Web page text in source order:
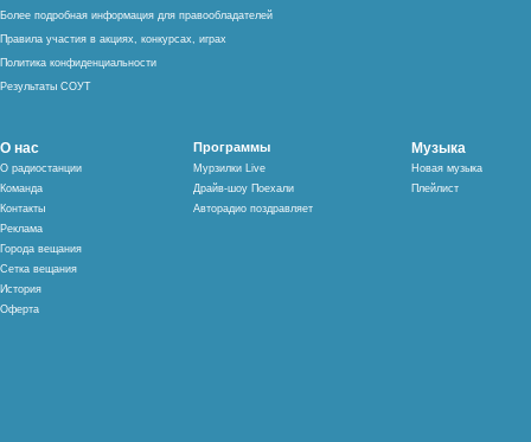
Более подробная информация для правообладателей
Правила участия в акциях, конкурсах, играх
Политика конфиденциальности
Результаты СОУТ
О нас
О радиостанции
Команда
Контакты
Реклама
Города вещания
Сетка вещания
История
Оферта
Программы
Мурзилки Live
Драйв-шоу Поехали
Авторадио поздравляет
Музыка
Новая музыка
Плейлист